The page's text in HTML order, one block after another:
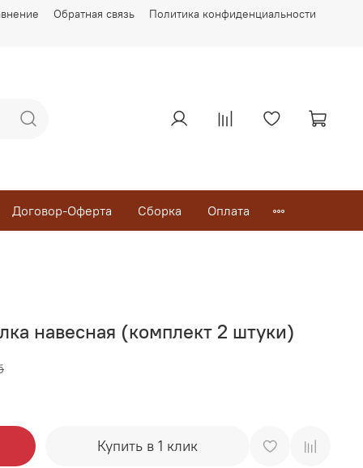
Обратная связь Политика конфиденциальности
Договор-Оферта Сборка Оплата
навесная (комплект 2 штуки)
Купить в 1 клик